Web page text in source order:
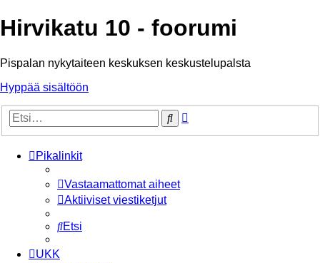
Hirvikatu 10 - foorumi
Pispalan nykytaiteen keskuksen keskustelupalsta
Hyppää sisältöön
Etsi
Pikalinkit
Vastaamattomat aiheet
Aktiiviset viestiketjut
Etsi
UKK